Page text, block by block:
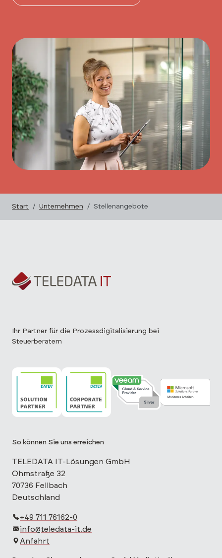
Start Unternehmen Stellenangebote
Ihr Partner für die Prozessdigitalisierung bei
Steuerberatern
So können Sie uns erreichen
TELEDATA IT-Lösungen GmbH
Ohmstraße 32
70736 Fellbach
Deutschland
+49 711 76162-0
info@teledata-it.de
Anfahrt